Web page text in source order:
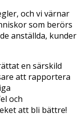
och vi värnar
som berörs
anställda, kunder
en särskild
att rapportera
och
att bli bättre!